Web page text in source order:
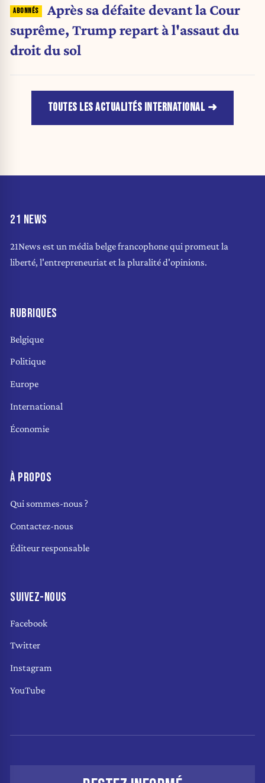
Après sa défaite devant la Cour
suprême, Trump repart à l'assaut du
droit du sol
TOUTES LES ACTUALITÉS INTERNATIONAL
21 NEWS
21News est un média belge francophone qui promeut la
liberté, l'entrepreneuriat et la pluralité d'opinions.
RUBRIQUES
Belgique
Politique
Europe
International
Économie
À PROPOS
Qui sommes-nous ?
Contactez-nous
Éditeur responsable
SUIVEZ-NOUS
Facebook
Twitter
Instagram
YouTube